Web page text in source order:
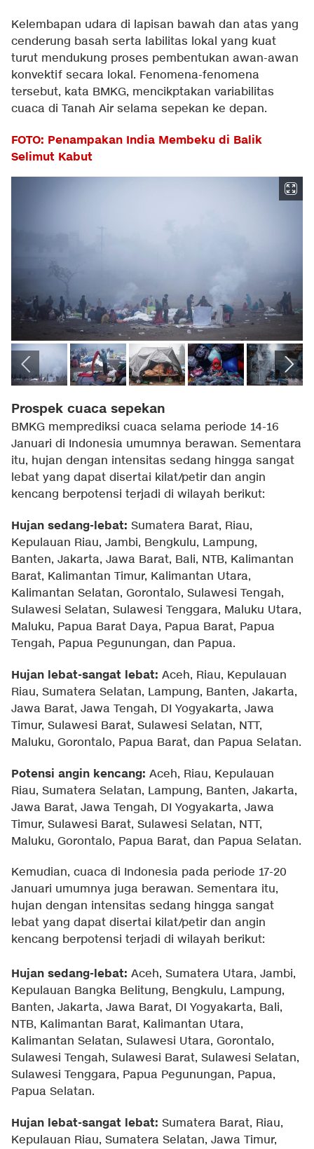
Kelembapan udara di lapisan bawah dan atas yang
cenderung basah serta labilitas lokal yang kuat
turut mendukung proses pembentukan awan-awan
konvektif secara lokal. Fenomena-fenomena
tersebut, kata BMKG, mencikptakan variabilitas
cuaca di Tanah Air selama sepekan ke depan.
FOTO: Penampakan India Membeku di Balik
Selimut Kabut
Prospek cuaca sepekan
BMKG memprediksi cuaca selama periode 14-16
Januari di Indonesia umumnya berawan. Sementara
itu, hujan dengan intensitas sedang hingga sangat
lebat yang dapat disertai kilat/petir dan angin
kencang berpotensi terjadi di wilayah berikut:
Hujan sedang-lebat: Sumatera Barat, Riau,
Kepulauan Riau, Jambi, Bengkulu, Lampung,
Banten, Jakarta, Jawa Barat, Bali, NTB, Kalimantan
Barat, Kalimantan Timur, Kalimantan Utara,
Kalimantan Selatan, Gorontalo, Sulawesi Tengah,
Sulawesi Selatan, Sulawesi Tenggara, Maluku Utara,
Maluku, Papua Barat Daya, Papua Barat, Papua
Tengah, Papua Pegunungan, dan Papua.
Hujan lebat-sangat lebat: Aceh, Riau, Kepulauan
Riau, Sumatera Selatan, Lampung, Banten, Jakarta,
Jawa Barat, Jawa Tengah, DI Yogyakarta, Jawa
Timur, Sulawesi Barat, Sulawesi Selatan, NTT,
Maluku, Gorontalo, Papua Barat, dan Papua Selatan.
Potensi angin kencang: Aceh, Riau, Kepulauan
Riau, Sumatera Selatan, Lampung, Banten, Jakarta,
Jawa Barat, Jawa Tengah, DI Yogyakarta, Jawa
Timur, Sulawesi Barat, Sulawesi Selatan, NTT,
Maluku, Gorontalo, Papua Barat, dan Papua Selatan.
Kemudian, cuaca di Indonesia pada periode 17-20
Januari umumnya juga berawan. Sementara itu,
hujan dengan intensitas sedang hingga sangat
lebat yang dapat disertai kilat/petir dan angin
kencang berpotensi terjadi di wilayah berikut:
Hujan sedang-lebat: Aceh, Sumatera Utara, Jambi,
Kepulauan Bangka Belitung, Bengkulu, Lampung,
Banten, Jakarta, Jawa Barat, DI Yogyakarta, Bali,
NTB, Kalimantan Barat, Kalimantan Utara,
Kalimantan Selatan, Sulawesi Utara, Gorontalo,
Sulawesi Tengah, Sulawesi Barat, Sulawesi Selatan,
Sulawesi Tenggara, Papua Pegunungan, Papua,
Papua Selatan.
Hujan lebat-sangat lebat: Sumatera Barat, Riau,
Kepulauan Riau, Sumatera Selatan, Jawa Timur,